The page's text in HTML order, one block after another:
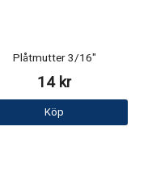
Plåtmutter 3/16"
14 kr
Köp